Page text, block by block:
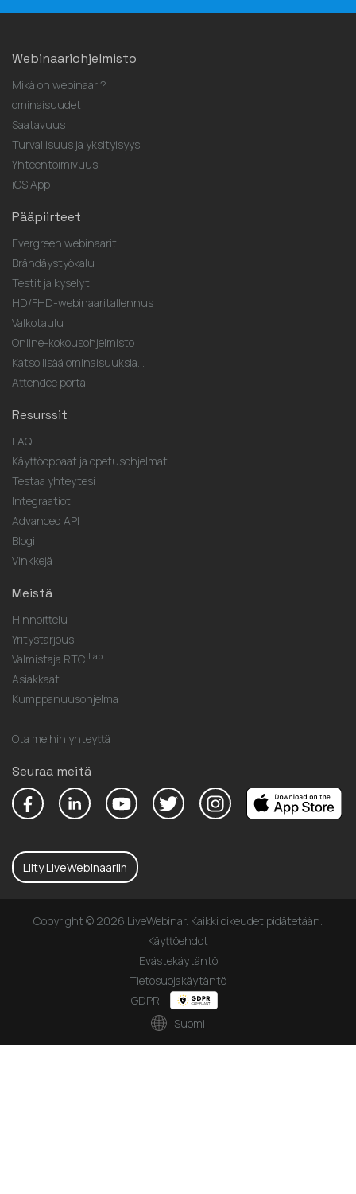
Webinaariohjelmisto
Mikä on webinaari?
ominaisuudet
Saatavuus
Turvallisuus ja yksityisyys
Yhteentoimivuus
iOS App
Pääpiirteet
Evergreen webinaarit
Brändäystyökalu
Testit ja kyselyt
HD/FHD-webinaaritallennus
Valkotaulu
Online-kokousohjelmisto
Katso lisää ominaisuuksia...
Attendee portal
Resurssit
FAQ
Käyttöoppaat ja opetusohjelmat
Testaa yhteytesi
Integraatiot
Advanced API
Blogi
Vinkkejä
Meistä
Hinnoittelu
Yritystarjous
Valmistaja RTC Lab
Asiakkaat
Kumppanuusohjelma
Ota meihin yhteyttä
Seuraa meitä
Liity LiveWebinaariin
Copyright © 2026 LiveWebinar. Kaikki oikeudet pidätetään.
Käyttöehdot
Evästekäytäntö
Tietosuojakäytäntö
GDPR
Suomi